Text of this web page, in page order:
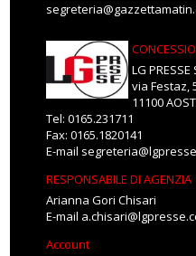
LG PRESSE
via Festaz,
11100
Tel: 0165.231711
Fax: 0165.1820141
E-mail
RESPONSABILE DI AGENZIA
Arianna Gori Chisari
E-mail
Account